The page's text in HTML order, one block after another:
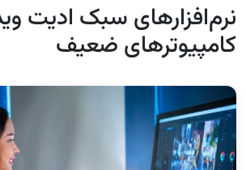
نرم‌افزارهای سبک ادیت
کامپیوترهای ضعیف